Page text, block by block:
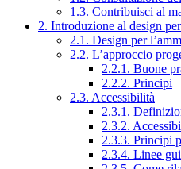
1.3. Contribuisci al
2. Introduzione al design
2.1. Design per
2.2. L’approccio
2.2.1. Buone
2.2.2. Principi
2.3. Accessibilità
2.3.1.
2.3.2.
2.3.3. Principi
2.3.4. Linee